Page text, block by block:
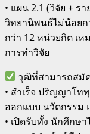
• แผน 2.1 (วิจัย +
วิทยานิพนธ์ไม่น้อยก
กว่า 12 หน่วยกิต เห
การทำวิจัย
วุฒิที่สามารถสมั
• สำเร็จ ปริญญาโท
ออกแบบ นวัตกรรม
• เปิดรับทั้ง นักศึกษ